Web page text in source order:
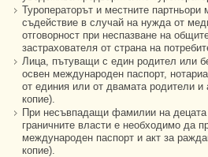
Туроператорът и местните партньори
съдействие в случай на нужда от
отговорност при неспазване на
застрахователя от страна на
Лица, пътуващи с един родител или
освен международен паспорт,
от единия или от двамата родители и
копие).
При несъвпадащи фамилии на
граничните власти е необходимо да
международен паспорт и акт за
копие).